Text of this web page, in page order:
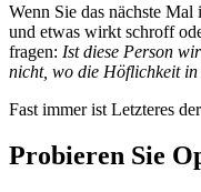
Wenn Sie das nächste
und etwas wirkt schroff
fragen: Ist diese Person
nicht, wo die Höflichkeit in
Fast immer ist Letzteres
Probieren Sie